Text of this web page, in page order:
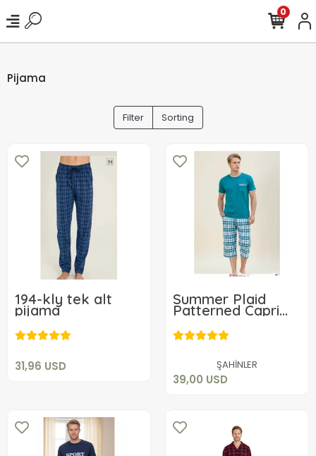
0
Pijama
Filter Sorting
194-kly tek alt
pijama
31,96 USD
31,96 USD
Add to cart
Summer Plaid
Patterned Capri
Pajama Set 21592
ŞAHİNLER
39,00 USD
39,00 USD
Add to cart